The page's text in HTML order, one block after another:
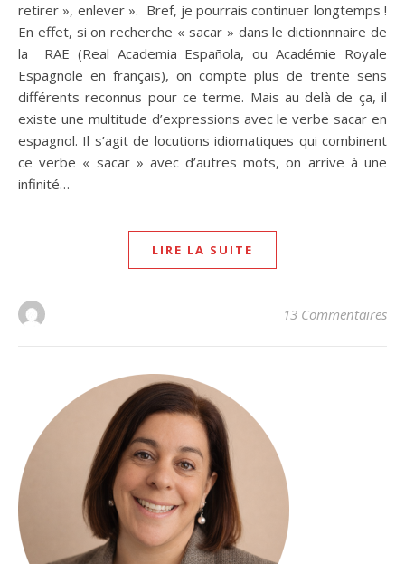
retirer », enlever ». Bref, je pourrais continuer longtemps !
En effet, si on recherche « sacar » dans le dictionnnaire de
la RAE (Real Academia Española, ou Académie Royale
Espagnole en français), on compte plus de trente sens
différents reconnus pour ce terme. Mais au delà de ça, il
existe une multitude d’expressions avec le verbe sacar en
espagnol. Il s’agit de locutions idiomatiques qui combinent
ce verbe « sacar » avec d’autres mots, on arrive à une
infinité…
LIRE LA SUITE
13 Commentaires